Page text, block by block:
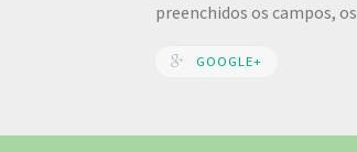
preenchidos os campos,
GOOGLE+